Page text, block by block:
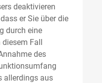
deaktivieren
er Sie über die
durch eine
Fall
des
allerdings aus